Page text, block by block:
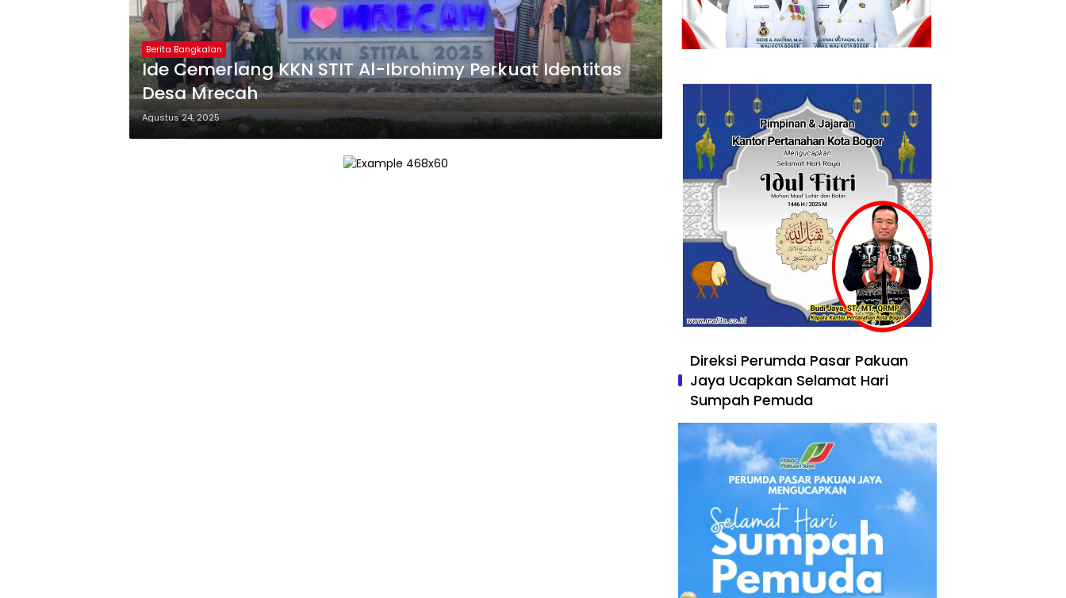
Berita Bangkalan
Ide Cemerlang KKN STIT Al-Ibrohimy Perkuat Identitas
Desa Mrecah
Agustus 24, 2025
Direksi Perumda Pasar Pakuan
Jaya Ucapkan Selamat Hari
Sumpah Pemuda